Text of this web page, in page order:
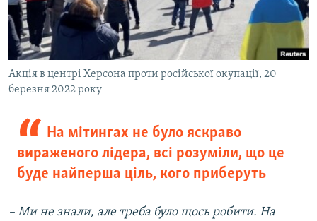
Акція в центрі Херсона проти російської окупації, 20
березня 2022 року
На мітингах не було яскраво
вираженого лідера, всі розуміли, що це
буде найперша ціль, кого приберуть
– Ми не знали, але треба було щось робити. На